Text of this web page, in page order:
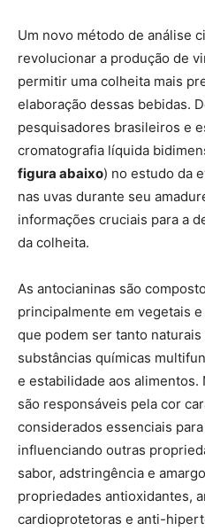
Um novo método de análise
revolucionar a produção de
permitir uma colheita mais
elaboração dessas bebidas.
pesquisadores brasileiros e
cromatografia líquida
figura abaixo) no estudo da
nas uvas durante seu
informações cruciais para a
da colheita.
As antocianinas são
principalmente em vegetais
que podem ser tanto
substâncias químicas
e estabilidade aos
são responsáveis pela cor
considerados essenciais
influenciando outras
sabor, adstringência e
propriedades antioxidantes,
cardioprotetoras e anti-